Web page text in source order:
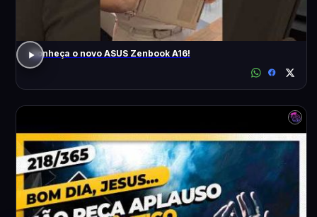
Conheça o novo ASUS Zenbook A16!